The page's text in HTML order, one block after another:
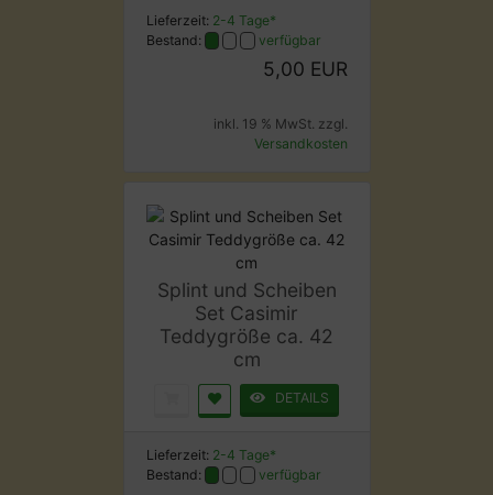
Lieferzeit: 2-4 Tage*
Bestand:
verfügbar
5,00 EUR
inkl. 19 % MwSt. zzgl.
Versandkosten
Splint und Scheiben
Set Casimir
Teddygröße ca. 42
cm
DETAILS
Lieferzeit: 2-4 Tage*
Bestand:
verfügbar